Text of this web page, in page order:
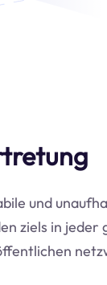
und
ziels in jeder